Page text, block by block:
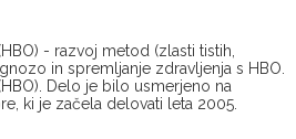
- razvoj metod (zlasti tistih,
in spremljanje zdravljenja s HBO.
Delo je bilo usmerjeno na
ki je začela delovati leta 2005.